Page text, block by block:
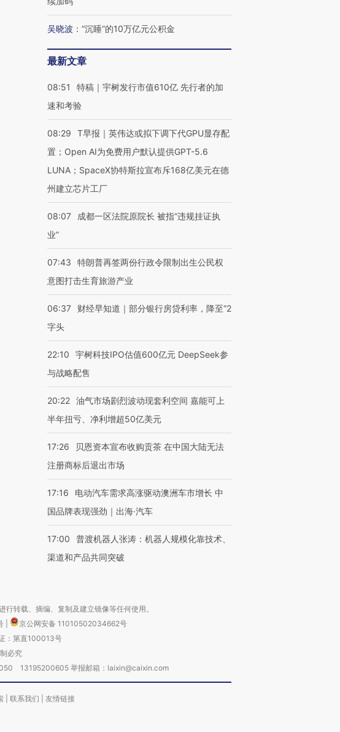
吴晓波 ： “沉睡”的10万亿元公积金
最新文章
08:51
特稿｜宇树发行市值610亿 先行者的加
速和考验
08:29
T早报｜英伟达或拟下调下代GPU显存配
置；Open AI为免费用户默认提供GPT-5.6
LUNA；SpaceX协特斯拉宣布斥168亿美元在德
州建立芯片工厂
08:07
成都一区法院原院长 被指“违规挂证执
业”
07:43
特朗普再签两份行政令限制出生公民权
意图打击生育旅游产业
06:37
财经早知道｜部分银行房贷利率，降至“2
字头
22:10
宇树科技IPO估值600亿元 DeepSeek参
与战略配售
20:22 油气市场剧烈波动现套利空间 嘉能可上
半年扭亏、净利增超50亿美元
17:26
贝恩资本宣布收购贡茶 在中国大陆无法
注册商标后退出市场
17:16
电动汽车需求高涨驱动澳洲车市增长 中
国品牌表现强劲｜出海·汽车
17:00
普渡机器人张涛：机器人规模化靠技术、
渠道和产品共同突破
转载、摘编、复制及建立镜像等任何使用。
京公网安备 11010502034662号
：第直100013号
必究
13195200605 举报邮箱：laixin@caixin.com
联系我们 友情链接